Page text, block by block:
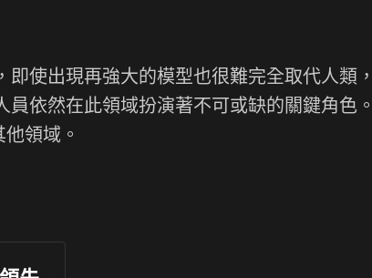
使出現再強大的模型也很難完全取代人類，
依然在此領域扮演著不可或缺的關鍵角色。
領域。